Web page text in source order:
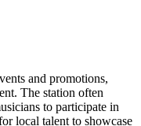
and promotions,
The station often
to participate in
local talent to showcase